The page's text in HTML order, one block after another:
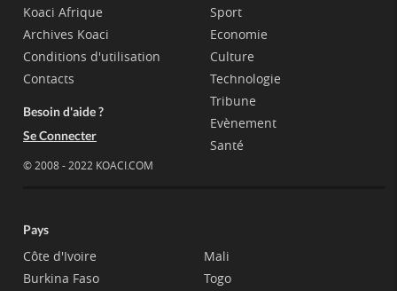
Koaci Afrique
Archives Koaci
Conditions d'utilisation
Contacts
Besoin d'aide ?
Se Connecter
© 2008 - 2022 KOACI.COM
Sport
Economie
Culture
Technologie
Tribune
Evènement
Santé
Pays
Côte d'Ivoire
Burkina Faso
Mali
Togo